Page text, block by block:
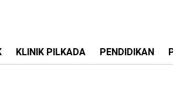
KLINIK PILKADA PENDIDIKAN